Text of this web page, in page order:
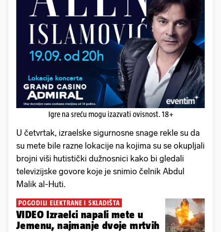
Igre na sreću mogu izazvati ovisnost. 18+
U četvrtak, izraelske sigurnosne snage rekle su da
su mete bile razne lokacije na kojima su se okupljali
brojni viši hutistički dužnosnici kako bi gledali
televizijske govore koje je snimio čelnik Abdul
Malik al-Huti.
POGODILI ELEKTRANE I SKLADIŠTA
VIDEO Izraelci napali mete u
Jemenu, najmanje dvoje mrtvih